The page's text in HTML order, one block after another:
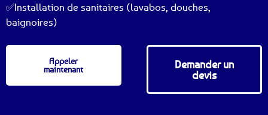
✅Installation de sanitaires (lavabos, douches,
baignoires)
Appeler
maintenant
Demander un
devis